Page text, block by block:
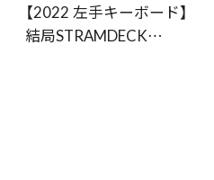
【2022 左手キーボード】
結局STRAMDECK…